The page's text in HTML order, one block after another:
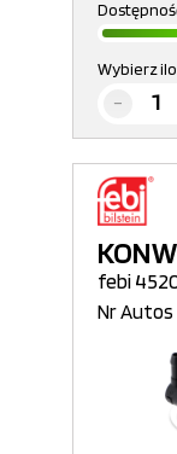
Wybierz
febi
Nr Autos